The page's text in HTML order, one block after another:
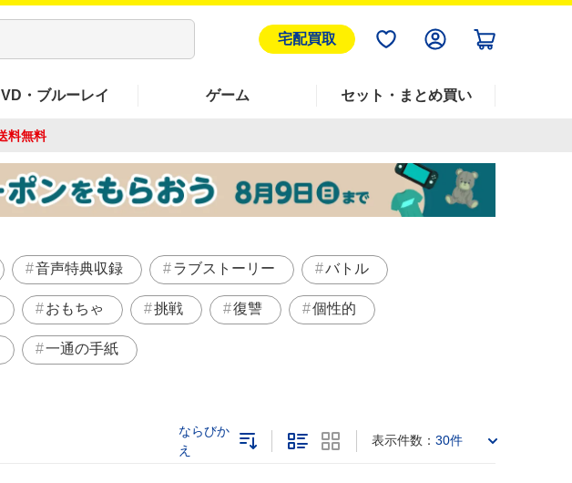
宅配買取
・ブルーレイ ゲーム セット・まとめ買い
料無料
音声特典収録 ラブストーリー バトル
おもちゃ 挑戦 復讐 個性的
一通の手紙
ならびか
え
表示件数： 30件